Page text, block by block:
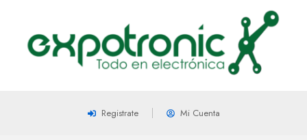
Registrate Mi Cuenta